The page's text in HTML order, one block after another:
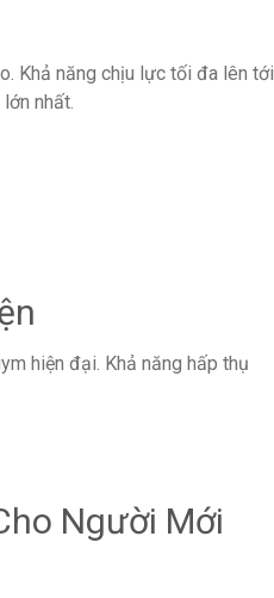
Khả năng chịu lực tối đa lên tới
nhất.
hiện đại. Khả năng hấp thụ
Người Mới